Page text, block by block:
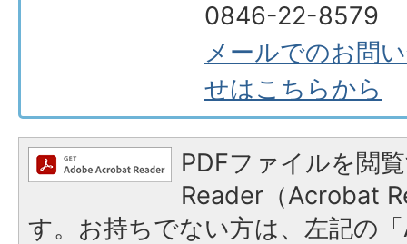
0846-22-8579
メールでのお問
せはこちらから
PDFファイルを閲
Reader（Acrobat
す。お持ちでない方は、左記の